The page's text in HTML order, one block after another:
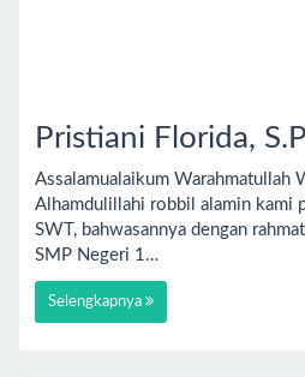
Pristiani Florida,
Assalamualaikum Warahmatullah
Alhamdulillahi robbil alamin kami
SWT, bahwasannya dengan
SMP Negeri 1…
Selengkapnya